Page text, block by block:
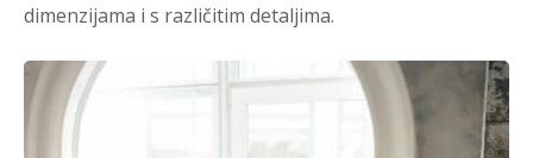
dimenzijama i s različitim detaljima.